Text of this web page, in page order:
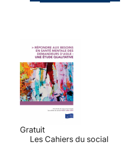
Gratuit
Les Cahiers du social